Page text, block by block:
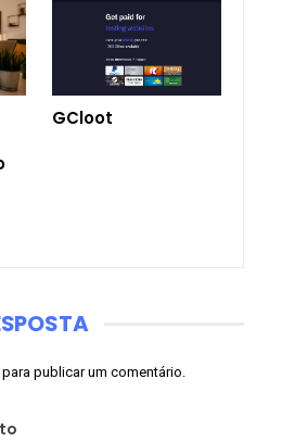
GCloot
para publicar um comentário.